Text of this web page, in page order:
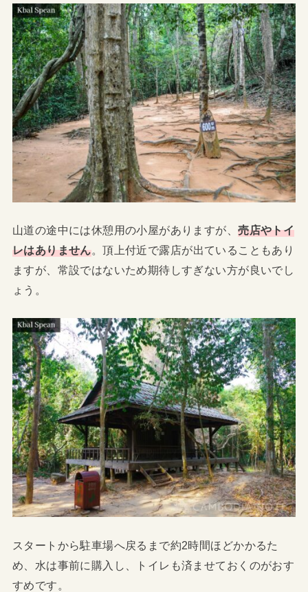
山道の途中には休憩用の小屋がありますが、売店やトイ
レはありません。頂上付近で露店が出ていることもあり
ますが、常設ではないため期待しすぎない方が良いでし
ょう。
スタートから駐車場へ戻るまで約2時間ほどかかるた
め、水は事前に購入し、トイレも済ませておくのがおす
すめです。